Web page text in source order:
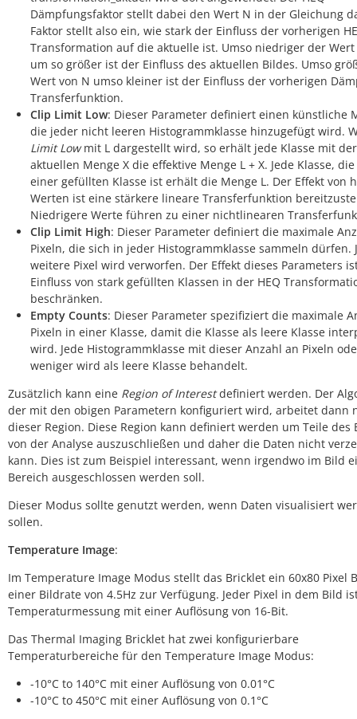
Dämpfungsfaktor stellt dabei den Wert N in der Gleichung
Faktor stellt also ein, wie stark der Einfluss der vorherigen
Transformation auf die aktuelle ist. Umso niedriger der Wert
um so größer ist der Einfluss des aktuellen Bildes. Umso
Wert von N umso kleiner ist der Einfluss der vorherigen
Transferfunktion.
Clip Limit Low: Dieser Parameter definiert einen künstliche
die jeder nicht leeren Histogrammklasse hinzugefügt wird.
Limit Lowmit L dargestellt wird, so erhält jede Klasse mit der
aktuellen Menge X die effektive Menge L + X. Jede Klasse,
einer gefüllten Klasse ist erhält die Menge L. Der Effekt von
Werten ist eine stärkere lineare Transferfunktion
Niedrigere Werte führen zu einer nichtlinearen
Clip Limit High: Dieser Parameter definiert die maximale
Pixeln, die sich in jeder Histogrammklasse sammeln dürfen.
weitere Pixel wird verworfen. Der Effekt dieses Parameters
Einfluss von stark gefüllten Klassen in der HEQ
beschränken.
Empty Counts: Dieser Parameter spezifiziert die maximale
Pixeln in einer Klasse, damit die Klasse als leere Klasse
wird. Jede Histogrammklasse mit dieser Anzahl an Pixeln
weniger wird als leere Klasse behandelt.
Zusätzlich kann eine Region of Interestdefiniert werden. Der
der mit den obigen Parametern konfiguriert wird, arbeitet dann
dieser Region. Diese Region kann definiert werden um Teile des
von der Analyse auszuschließen und daher die Daten nicht
kann. Dies ist zum Beispiel interessant, wenn irgendwo im Bild
Bereich ausgeschlossen werden soll.
Dieser Modus sollte genutzt werden, wenn Daten visualisiert
sollen.
Temperature Image:
Im Temperature Image Modus stellt das Bricklet ein 60x80 Pixel
einer Bildrate von 4.5Hz zur Verfügung. Jeder Pixel in dem Bild
Temperaturmessung mit einer Auflösung von 16-Bit.
Das Thermal Imaging Bricklet hat zwei konfigurierbare
Temperaturbereiche für den Temperature Image Modus:
-10°C to 140°C mit einer Auflösung von 0.01°C
-10°C to 450°C mit einer Auflösung von 0.1°C